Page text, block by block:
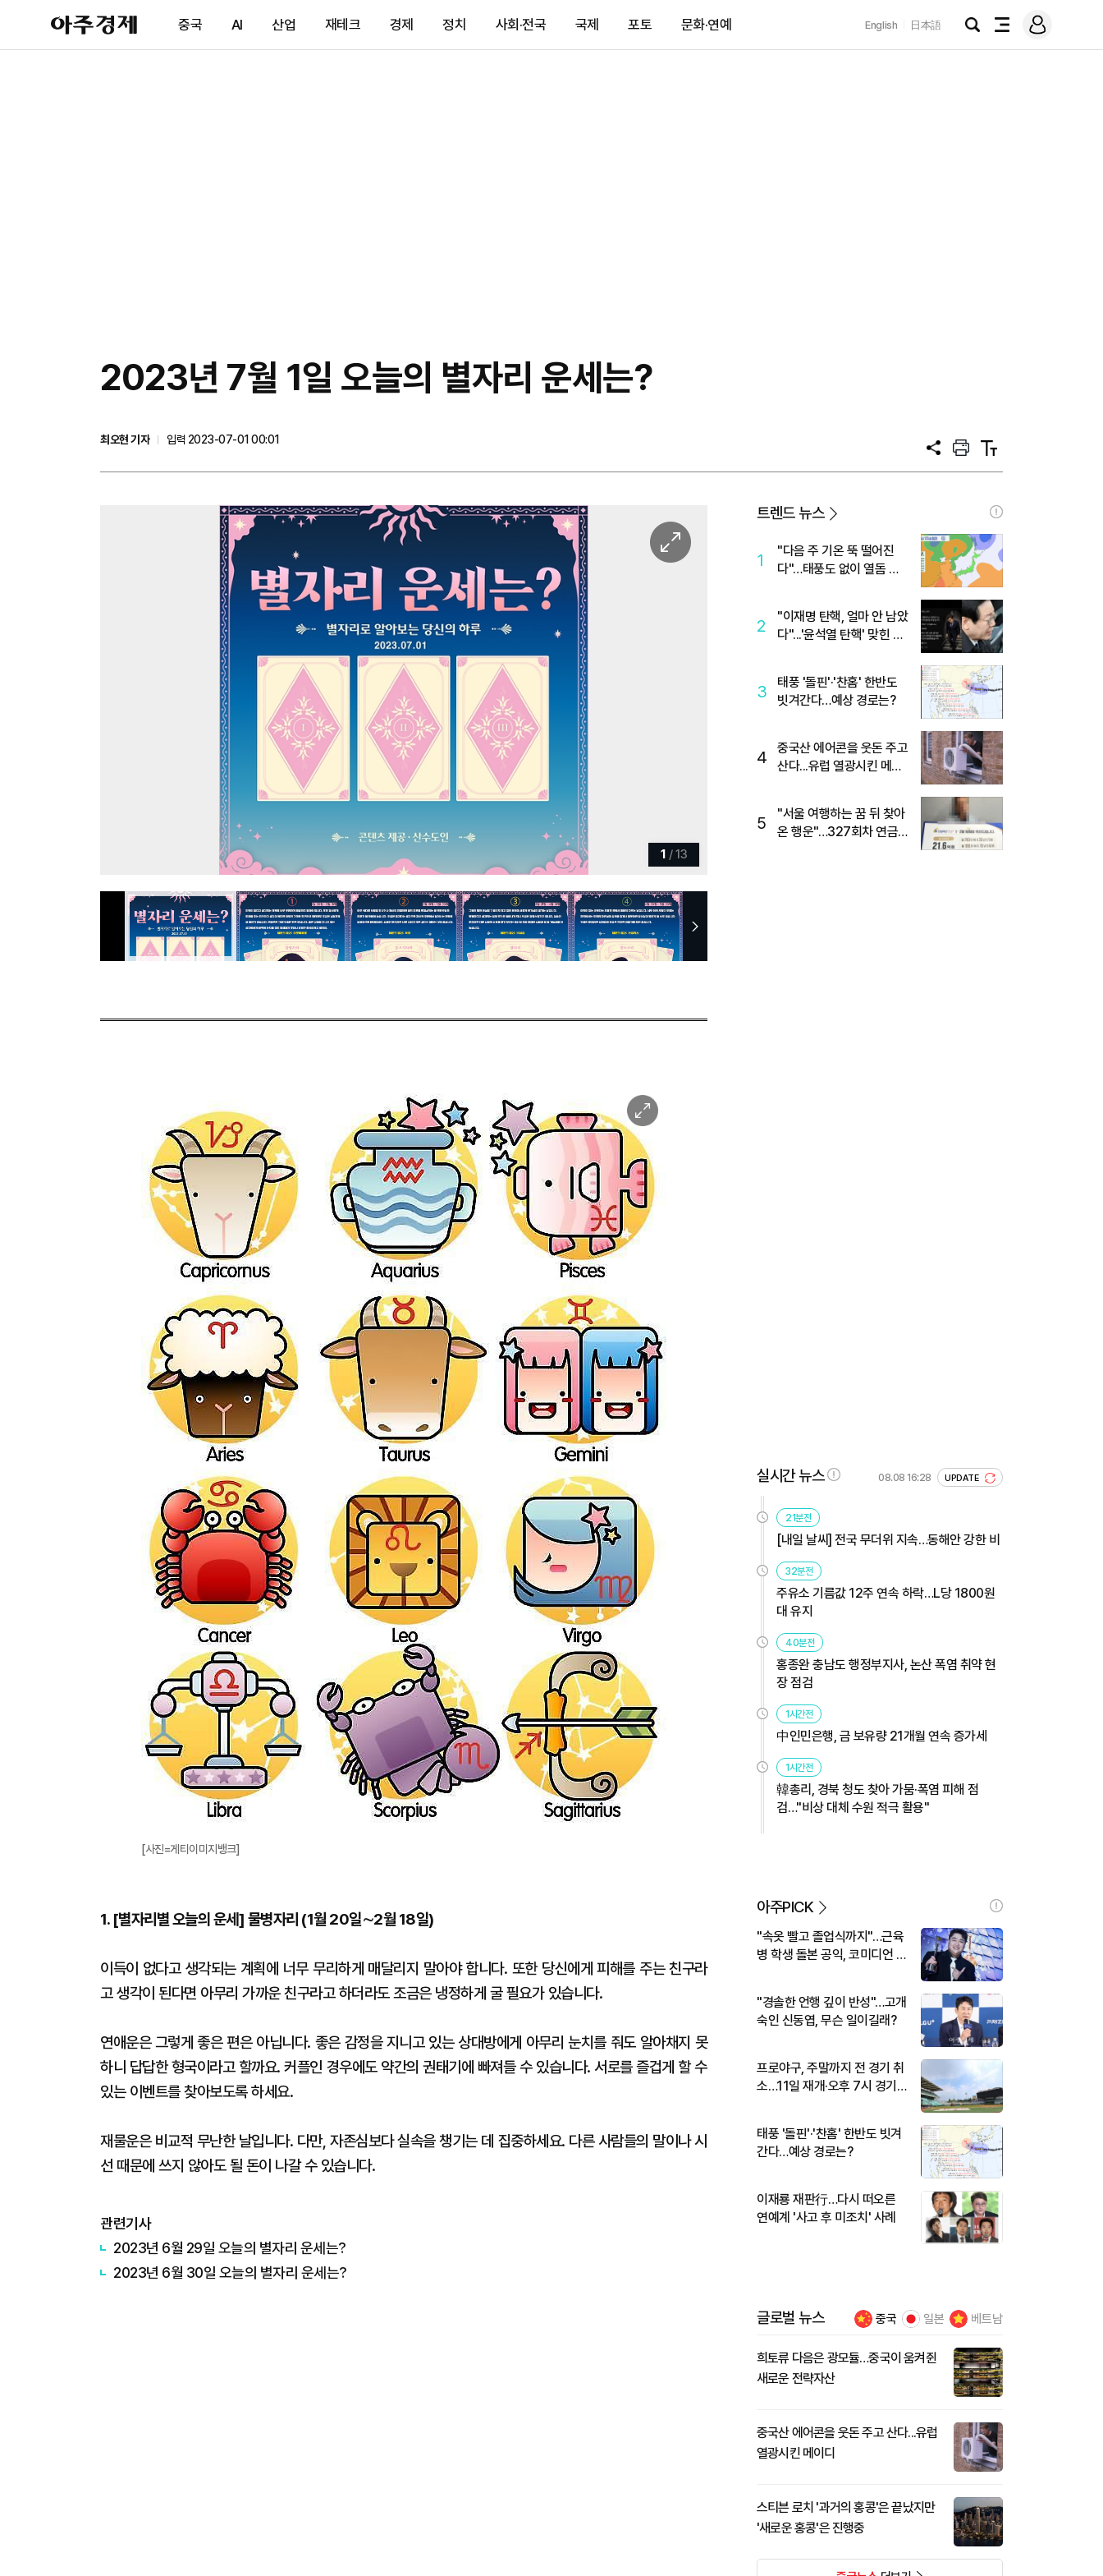
아
주
제
중국 AI 산업 재테크 경제 정치 사회·전국 국제 포토 문화·연예 English 日本語
검
전
메
그
2023년 7월 1일 오늘의 별자리 운세는?
최오현 기자
입력 2023-07-01 00:01
공
프
트
텍
트
이
미
지
확
1 /13
이
미
지
확
대
[사진=게티이미지뱅크]
1. [별자리별 오늘의 운세] 물병자리 (1월 20일∼2월 18일)
이득이 없다고 생각되는 계획에 너무 무리하게 매달리지 말아야 합니다. 또한 당신에게 피해를 주는 친구라
고 생각이 된다면 아무리 가까운 친구라고 하더라도 조금은 냉정하게 굴 필요가 있습니다.
연애운은 그렇게 좋은 편은 아닙니다. 좋은 감정을 지니고 있는 상대방에게 아무리 눈치를 줘도 알아채지 못
하니 답답한 형국이라고 할까요. 커플인 경우에도 약간의 권태기에 빠져들 수 있습니다. 서로를 즐겁게 할 수
있는 이벤트를 찾아보도록 하세요.
재물운은 비교적 무난한 날입니다. 다만, 자존심보다 실속을 챙기는 데 집중하세요. 다른 사람들의 말이나 시
선 때문에 쓰지 않아도 될 돈이 나갈 수 있습니다.
관련기사
2023년 6월 29일 오늘의 별자리 운세는?
2023년 6월 30일 오늘의 별자리 운세는?
트렌드 뉴스
1
"다음 주 기온 뚝 떨어진
다"…태풍도 없이 열돔 박
2
"이재명 탄핵, 얼마 안 남았
다"...'윤석열 탄핵' 맞힌 무
3
태풍 '돌핀'·'찬홈' 한반도
빗겨간다…예상 경로는?
4
중국산 에어콘을 웃돈 주고
산다...유럽 열광시킨 메이
5
"서울 여행하는 꿈 뒤 찾아
온 행운"…327회차 연금
실시간 뉴스 08.08 16:28 UPDATE
21분전
[내일 날씨] 전국 무더위 지속…동해안 강한 비
32분전
주유소 기름값 12주 연속 하락…L당 1800원
대 유지
40분전
홍종완 충남도 행정부지사, 논산 폭염 취약 현
장 점검
1시간전
中인민은행, 금 보유량 21개월 연속 증가세
1시간전
韓총리, 경북 청도 찾아 가뭄·폭염 피해 점
검…"비상 대체 수원 적극 활용"
아주PICK
"속옷 빨고 졸업식까지"…근육
병 학생 돌본 공익, 코미디언 김
"경솔한 언행 깊이 반성"…고개
숙인 신동엽, 무슨 일이길래?
프로야구, 주말까지 전 경기 취
소…11일 재개·오후 7시 경기
태풍 '돌핀'·'찬홈' 한반도 빗겨
간다…예상 경로는?
이재룡 재판行…다시 떠오른
연예계 '사고 후 미조치' 사례
글로벌 뉴스 중국 일본 베트남
희토류 다음은 광모듈…중국이 움켜쥔
새로운 전략자산
중국산 에어콘을 웃돈 주고 산다...유럽
열광시킨 메이디
스티븐 로치 '과거의 홍콩'은 끝났지만
'새로운 홍콩'은 진행중